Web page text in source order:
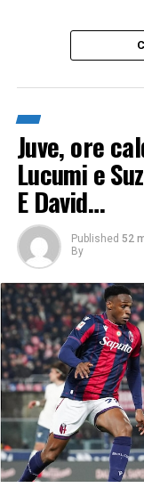
Juve, ore
Lucumi e
E David…
Published 52
By